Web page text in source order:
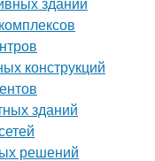
зданий
конструкций
зданий
решений